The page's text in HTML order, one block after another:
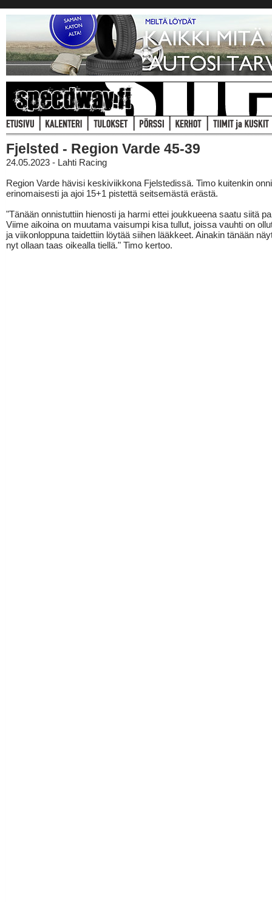
Fjelsted - Region Varde 45-39
24.05.2023 - Lahti Racing
Region Varde hävisi keskiviikkona Fjelstedissä. Timo kuitenkin
erinomaisesti ja ajoi 15+1 pistettä seitsemästä erästä.
"Tänään onnistuttiin hienosti ja harmi ettei joukkueena saatu siitä
Viime aikoina on muutama vaisumpi kisa tullut, joissa vauhti on
ja viikonloppuna taidettiin löytää siihen lääkkeet. Ainakin tänään
nyt ollaan taas oikealla tiellä." Timo kertoo.